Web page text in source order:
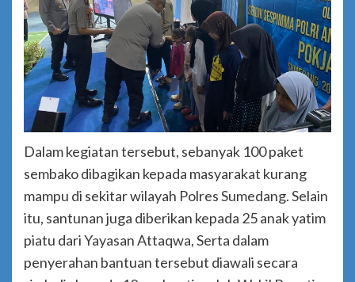
Dalam kegiatan tersebut, sebanyak 100 paket
sembako dibagikan kepada masyarakat kurang
mampu di sekitar wilayah Polres Sumedang. Selain
itu, santunan juga diberikan kepada 25 anak yatim
piatu dari Yayasan Attaqwa, Serta dalam
penyerahan bantuan tersebut diawali secara